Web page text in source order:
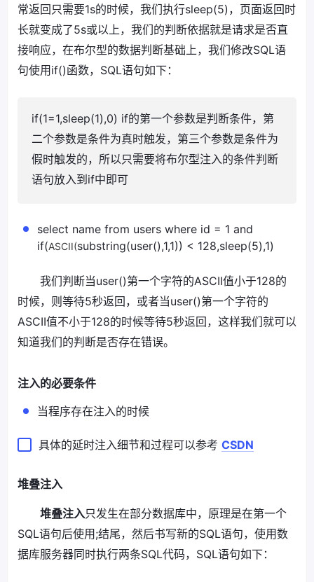
常返回只需要1s的时候，我们执行sleep(5)，页面返回时
长就变成了5s或以上，我们的判断依据就是请求是否直
接响应，在布尔型的数据判断基础上，我们修改SQL语
句使用if()函数，SQL语句如下：
if(1=1,sleep(1),0) if的第一个参数是判断条件，第
二个参数是条件为真时触发，第三个参数是条件为
假时触发的，所以只需要将布尔型注入的条件判断
语句放入到if中即可
select name from users where id = 1 and
if(ASCII(substring(user(),1,1)) < 128,sleep(5),1)
我们判断当user()第一个字符的ASCII值小于128的
时候，则等待5秒返回，或者当user()第一个字符的
ASCII值不小于128的时候等待5秒返回，这样我们就可以
知道我们的判断是否存在错误。
注入的必要条件
当程序存在注入的时候
具体的延时注入细节和过程可以参考 CSDN
堆叠注入
堆叠注入只发生在部分数据库中，原理是在第一个
SQL语句后使用;结尾，然后书写新的SQL语句，使用数
据库服务器同时执行两条SQL代码，SQL语句如下：